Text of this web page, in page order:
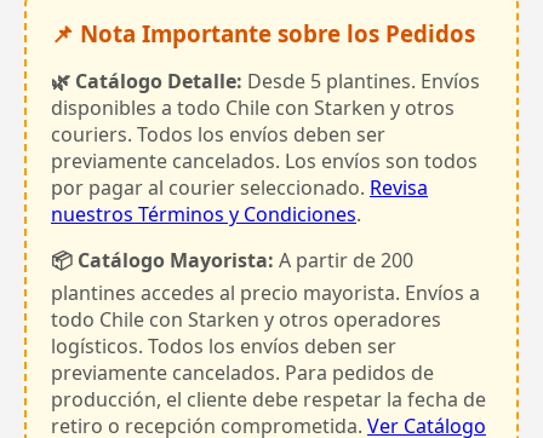
📌 Nota Importante sobre los Pedidos
🌿 Catálogo Detalle: Desde 5 plantines. Envíos
disponibles a todo Chile con Starken y otros
couriers. Todos los envíos deben ser
previamente cancelados. Los envíos son todos
por pagar al courier seleccionado. Revisa
nuestros Términos y Condiciones.
📦 Catálogo Mayorista: A partir de 200
plantines accedes al precio mayorista. Envíos a
todo Chile con Starken y otros operadores
logísticos. Todos los envíos deben ser
previamente cancelados. Para pedidos de
producción, el cliente debe respetar la fecha de
retiro o recepción comprometida. Ver Catálogo